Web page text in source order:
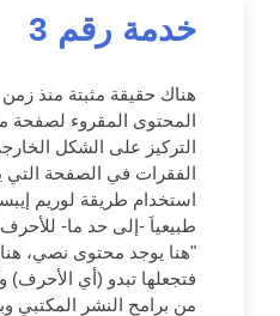
خدمة رقم 3
هناك حقيقة مثبتة منذ
المحتوى المقروء لصفحة
التركيز على الشكل
الفقرات في الصفحة التي
استخدام طريقة لوريم
طبيعياَ -إلى حد ما-
"هنا يوجد محتوى نصي،
فتجعلها تبدو (أي الأحرف)
من برامح النشر المكتبي